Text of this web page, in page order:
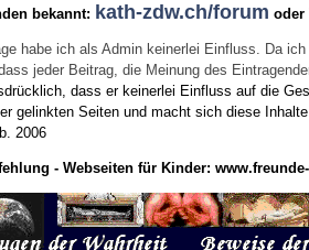
bekannt: kath-zdw.ch/forum oder
habe ich als Admin keinerlei Einfluss. Da
jeder Beitrag, die Meinung des
dass er keinerlei Einfluss auf die
gelinkten Seiten und macht sich diese
2006
- Webseiten für Kinder: